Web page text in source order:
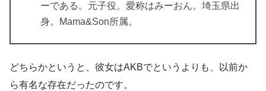
ーである。元子役。愛称はみーおん。埼玉県出
身。Mama&Son所属。
どちらかというと、彼女はAKBでというよりも、以前か
ら有名な存在だったのです。